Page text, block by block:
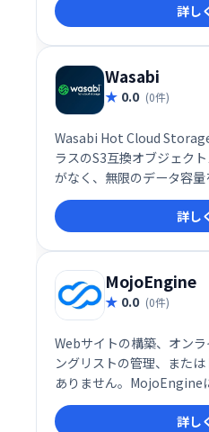
最適化します。上級ユーザ
高いオプションを提供し
します。
詳し
Wasabi
0.0 (0件)
Wasabi Hot Cloud
ラスのS3互換オブジェク
がなく、無限のデータ容
トで提供します。高速な
え、データのバックアップ
ーカイブなどに最適です
る、コストパフォーマン
ジをお探しなら、Wasabi
詳し
MojoEngine
0.0 (0件)
Webサイトの構築、オン
ングリストの管理、また
ありません。MojoEngine
るために必要なすべての
詳し